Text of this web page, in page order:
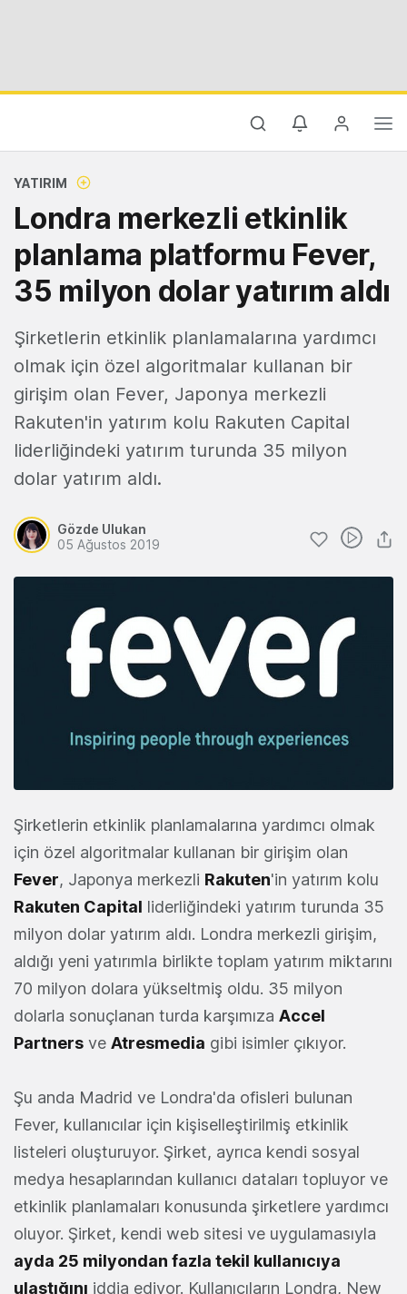
YATIRIM
Londra merkezli etkinlik
planlama platformu Fever,
35 milyon dolar yatırım aldı
Şirketlerin etkinlik planlamalarına yardımcı
olmak için özel algoritmalar kullanan bir
girişim olan Fever, Japonya merkezli
Rakuten'in yatırım kolu Rakuten Capital
liderliğindeki yatırım turunda 35 milyon
dolar yatırım aldı.
Gözde Ulukan
05 Ağustos 2019
Şirketlerin etkinlik planlamalarına yardımcı olmak
için özel algoritmalar kullanan bir girişim olan
Fever, Japonya merkezli Rakuten'in yatırım kolu
Rakuten Capital liderliğindeki yatırım turunda 35
milyon dolar yatırım aldı. Londra merkezli girişim,
aldığı yeni yatırımla birlikte toplam yatırım miktarını
70 milyon dolara yükseltmiş oldu. 35 milyon
dolarla sonuçlanan turda karşımıza Accel
Partners ve Atresmedia gibi isimler çıkıyor.
Şu anda Madrid ve Londra'da ofisleri bulunan
Fever, kullanıcılar için kişiselleştirilmiş etkinlik
listeleri oluşturuyor. Şirket, ayrıca kendi sosyal
medya hesaplarından kullanıcı dataları topluyor ve
etkinlik planlamaları konusunda şirketlere yardımcı
oluyor. Şirket, kendi web sitesi ve uygulamasıyla
ayda 25 milyondan fazla tekil kullanıcıya
ulaştığını iddia ediyor. Kullanıcıların Londra, New